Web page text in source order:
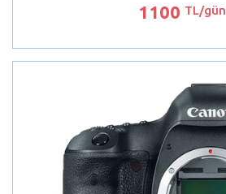
1100 TL/gün